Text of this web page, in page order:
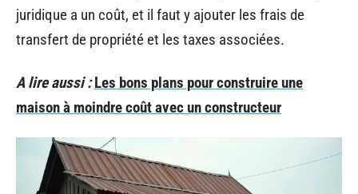
juridique a un coût, et il faut y ajouter les frais de
transfert de propriété et les taxes associées.
A lire aussi : Les bons plans pour construire une
maison à moindre coût avec un constructeur